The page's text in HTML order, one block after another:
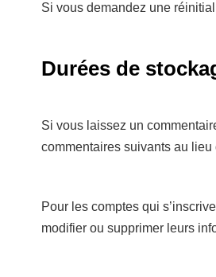
Si vous demandez une
Durées de
Si vous laissez un
commentaires suivants au
Pour les comptes qui
modifier ou supprimer leurs